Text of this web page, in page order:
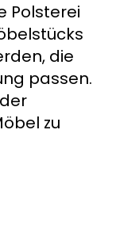
Polsterei
die
passen.
zu